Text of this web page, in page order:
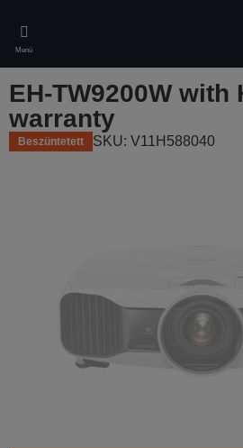
main
content
Menü
EH-TW9200W with
warranty
Beszüntetett SKU: V11H588040